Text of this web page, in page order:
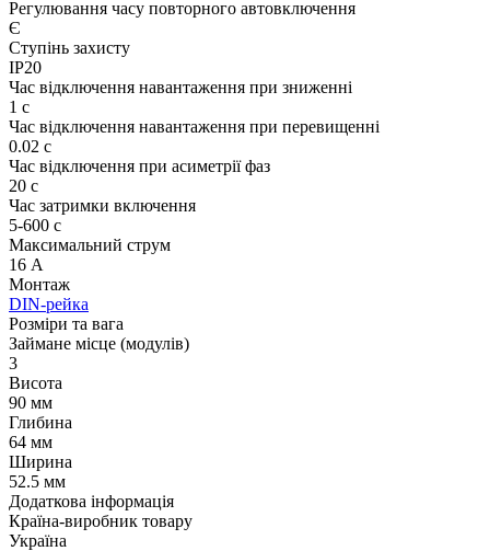
Регулювання часу повторного автовключення
Є
Ступінь захисту
IP20
Час відключення навантаження при зниженні
1 с
Час відключення навантаження при перевищенні
0.02 с
Час відключення при асиметрії фаз
20 с
Час затримки включення
5-600 с
Максимальний струм
16 А
Монтаж
DIN-рейка
Розміри та вага
Займане місце (модулів)
3
Висота
90 мм
Глибина
64 мм
Ширина
52.5 мм
Додаткова інформація
Країна-виробник товару
Україна